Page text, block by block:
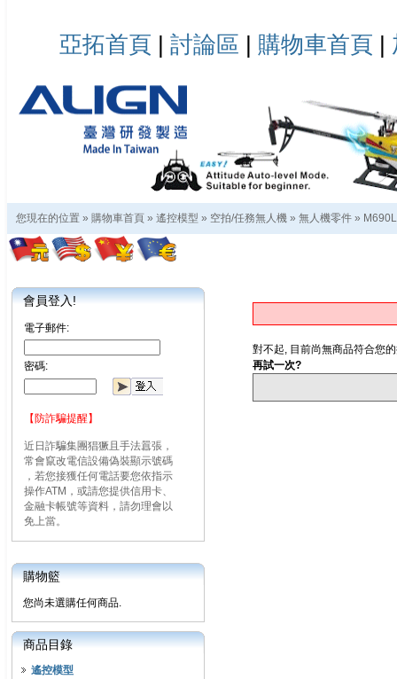
亞拓首頁 | 討論區 | 購物車首頁 |
您現在的位置 » 購物車首頁 » 遙控模型 » 空拍/任務無人機 » 無人機零件 »
會員登入!
電子郵件:
密碼:
【防詐騙提醒】
近日詐騙集團猖獗且手法囂張，
常會竄改電信設備偽裝顯示號碼
，若您接獲任何電話要您依指示
操作ATM，或請您提供信用卡、
金融卡帳號等資料，請勿理會以
免上當。
購物籃
您尚未選購任何商品.
商品目錄
遙控模型
對不起, 目前尚無商品符合您
再試一次?